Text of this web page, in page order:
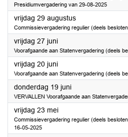
Presidiumvergadering van 29-08-2025
vrijdag 29 augustus2025
Commissievergadering regulier (deels
vrijdag 27 juni2025
Voorafgaande aan Statenvergadering (deels
vrijdag 20 juni2025
Voorafgaande aan Statenvergadering (deels
donderdag 19 juni2025
VERVALLEN Voorafgaande aan
vrijdag 23 mei2025
Commissievergadering regulier (deels
16-05-2025